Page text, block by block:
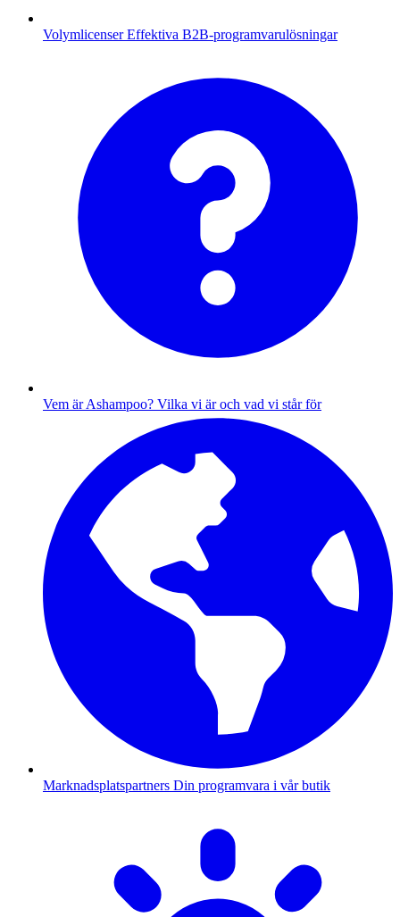
Volymlicenser Effektiva B2B-programvarulösningar
Vem är Ashampoo? Vilka vi är och vad vi står för
Marknadsplatspartners Din programvara i vår butik